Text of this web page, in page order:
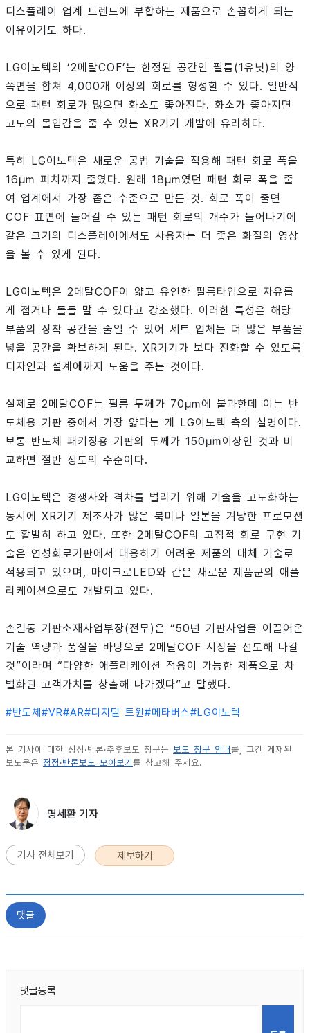
디스플레이 업계 트렌드에 부합하는 제품으로 손꼽히게 되는
이유이기도 하다.
LG이노텍의 ‘2메탈COF’는 한정된 공간인 필름(1유닛)의 양
쪽면을 합쳐 4,000개 이상의 회로를 형성할 수 있다. 일반적
으로 패턴 회로가 많으면 화소도 좋아진다. 화소가 좋아지면
고도의 몰입감을 줄 수 있는 XR기기 개발에 유리하다.
특히 LG이노텍은 새로운 공법 기술을 적용해 패턴 회로 폭을
16㎛ 피치까지 줄였다. 원래 18㎛였던 패턴 회로 폭을 줄
여 업계에서 가장 좁은 수준으로 만든 것. 회로 폭이 줄면
COF 표면에 들어갈 수 있는 패턴 회로의 개수가 늘어나기에
같은 크기의 디스플레이에서도 사용자는 더 좋은 화질의 영상
을 볼 수 있게 된다.
LG이노텍은 2메탈COF이 얇고 유연한 필름타입으로 자유롭
게 접거나 돌돌 말 수 있다고 강조했다. 이러한 특성은 해당
부품의 장착 공간을 줄일 수 있어 세트 업체는 더 많은 부품을
넣을 공간을 확보하게 된다. XR기기가 보다 진화할 수 있도록
디자인과 설계에까지 도움을 주는 것이다.
실제로 2메탈COF는 필름 두께가 70㎛에 불과한데 이는 반
도체용 기판 중에서 가장 얇다는 게 LG이노텍 측의 설명이다.
보통 반도체 패키징용 기판의 두께가 150㎛이상인 것과 비
교하면 절반 정도의 수준이다.
LG이노텍은 경쟁사와 격차를 벌리기 위해 기술을 고도화하는
동시에 XR기기 제조사가 많은 북미나 일본을 겨냥한 프로모션
도 활발히 하고 있다. 또한 2메탈COF의 고집적 회로 구현 기
술은 연성회로기판에서 대응하기 어려운 제품의 대체 기술로
적용되고 있으며, 마이크로LED와 같은 새로운 제품군의 애플
리케이션으로도 개발되고 있다.
손길동 기판소재사업부장(전무)은 “50년 기판사업을 이끌어온
기술 역량과 품질을 바탕으로 2메탈COF 시장을 선도해 나갈
것”이라며 “다양한 애플리케이션 적용이 가능한 제품으로 차
별화된 고객가치를 창출해 나가겠다”고 말했다.
#반도체 #VR#AR#디지털 트윈#메타버스#LG이노텍
본 기사에 대한 정정·반론·추후보도 청구는 보도 청구 안내를, 그간 게재된
보도문은 정정·반론보도 모아보기를 참고해 주세요.
명세환 기자
기사 전체보기 제보하기
댓글
댓글등록